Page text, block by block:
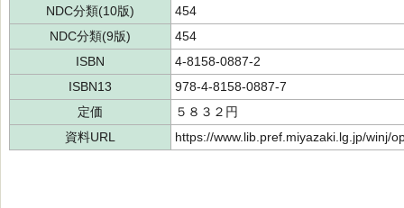
NDC分類(10版)
454
NDC分類(9版)
454
ISBN
4-8158-0887-2
ISBN13
978-4-8158-0887-7
定価
５８３２円
資料URL
https://www.lib.pref.miyazaki.lg.jp/winj/